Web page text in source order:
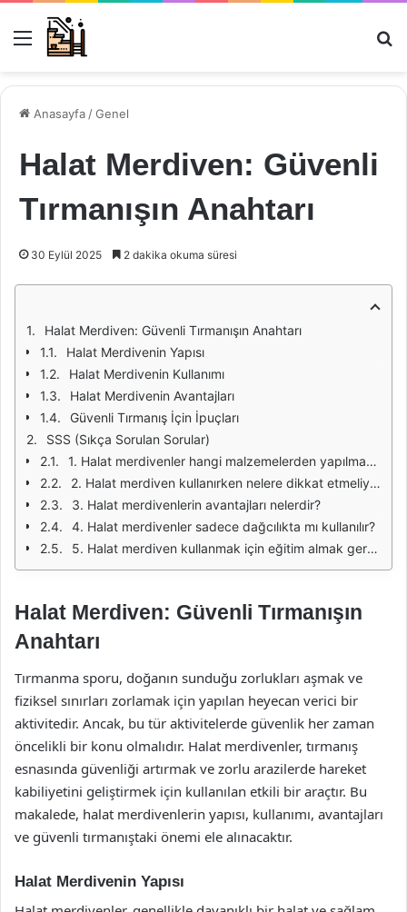
Menü
Anasayfa /Genel
Halat Merdiven: Güvenli
Tırmanışın Anahtarı
30 Eylül 2025 2 dakika okuma süresi
Halat Merdiven: Güvenli Tırmanışın Anahtarı
Halat Merdivenin Yapısı
Halat Merdivenin Kullanımı
Halat Merdivenin Avantajları
Güvenli Tırmanış İçin İpuçları
SSS (Sıkça Sorulan Sorular)
1. Halat merdivenler hangi malzemelerden yapılmaktadır?
2. Halat merdiven kullanırken nelere dikkat etmeliyim?
3. Halat merdivenlerin avantajları nelerdir?
4. Halat merdivenler sadece dağcılıkta mı kullanılır?
5. Halat merdiven kullanmak için eğitim almak gerekli midir?
Halat Merdiven: Güvenli Tırmanışın
Anahtarı
Tırmanma sporu, doğanın sunduğu zorlukları aşmak ve
fiziksel sınırları zorlamak için yapılan heyecan verici bir
aktivitedir. Ancak, bu tür aktivitelerde güvenlik her zaman
öncelikli bir konu olmalıdır. Halat merdivenler, tırmanış
esnasında güvenliği artırmak ve zorlu arazilerde hareket
kabiliyetini geliştirmek için kullanılan etkili bir araçtır. Bu
makalede, halat merdivenlerin yapısı, kullanımı, avantajları
ve güvenli tırmanıştaki önemi ele alınacaktır.
Halat Merdivenin Yapısı